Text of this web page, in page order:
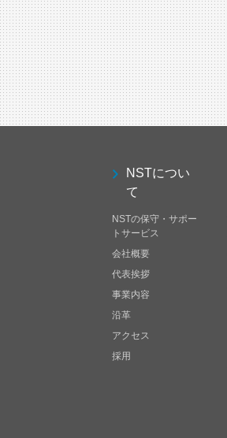
NSTについ
て
NSTの保守・サポー
トサービス
会社概要
代表挨拶
事業内容
沿革
アクセス
採用